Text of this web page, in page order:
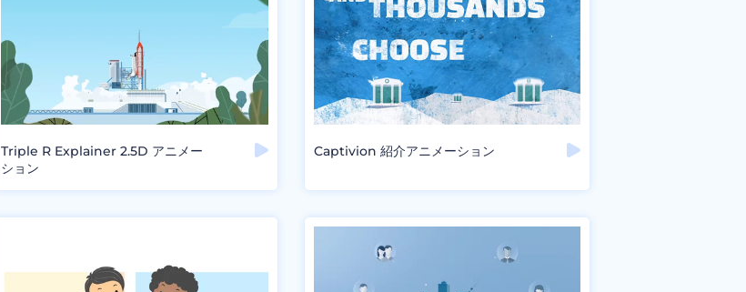
Triple R Explainer 2.5D アニメー
ション
Captivion 紹介アニメーション